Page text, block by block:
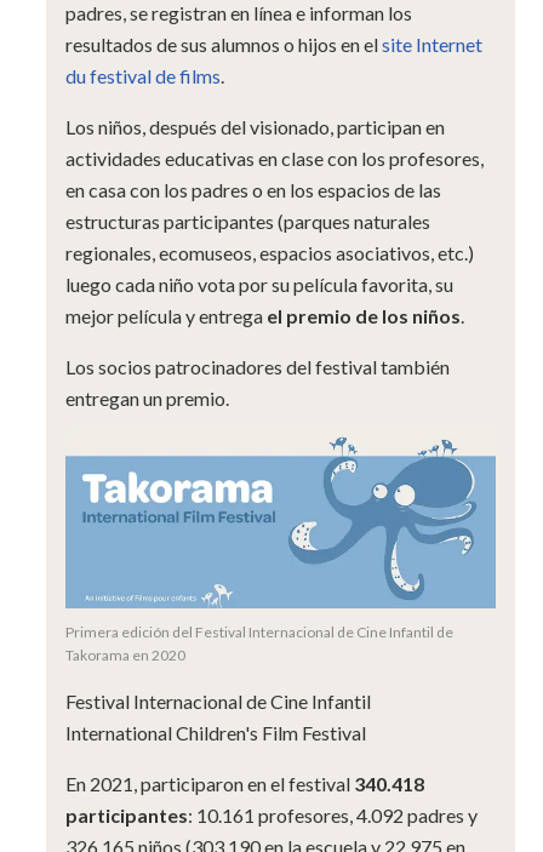
padres, se registran en línea e informan los
resultados de sus alumnos o hijos en elsite Internet
du festival de films.
Los niños, después del visionado, participan en
actividades educativas en clase con los profesores,
en casa con los padres o en los espacios de las
estructuras participantes (parques naturales
regionales, ecomuseos, espacios asociativos, etc.)
luego cada niño vota por su película favorita, su
mejor película y entrega el premio de los niños.
Los socios patrocinadores del festival también
entregan un premio.
Primera edición del Festival Internacional de Cine Infantil de
Takorama en 2020
Festival Internacional de Cine Infantil
International Children's Film Festival
En 2021, participaron en el festival 340.418
participantes: 10.161 profesores, 4.092 padres y
326.165 niños (303.190 en la escuela y 22.975 en